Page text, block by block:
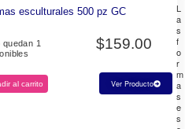
esculturales 500 pz GC
quedan 1
$159.00
al carrito Ver Producto
L
a
s
f
o
r
m
a
s
e
s